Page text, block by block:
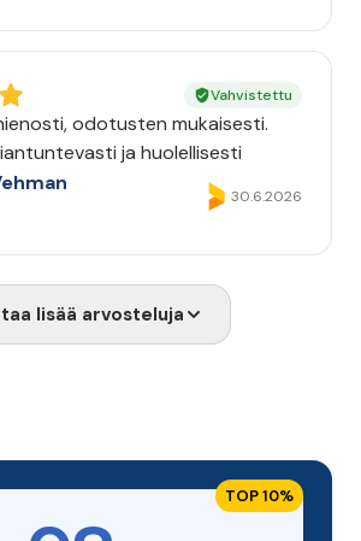
Vahvistettu
odotusten mukaisesti.
ja huolellisesti
30.6.2026
lisää arvosteluja
TOP 10%